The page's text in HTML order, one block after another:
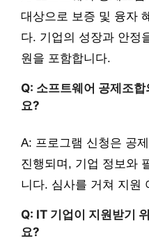
대상으로 보증 및 융자
다. 기업의 성장과 안정
원을 포함합니다.
Q: 소프트웨어 공제조
요?
A: 프로그램 신청은 공
진행되며, 기업 정보와
니다. 심사를 거쳐 지원
Q: IT 기업이 지원받기
요?